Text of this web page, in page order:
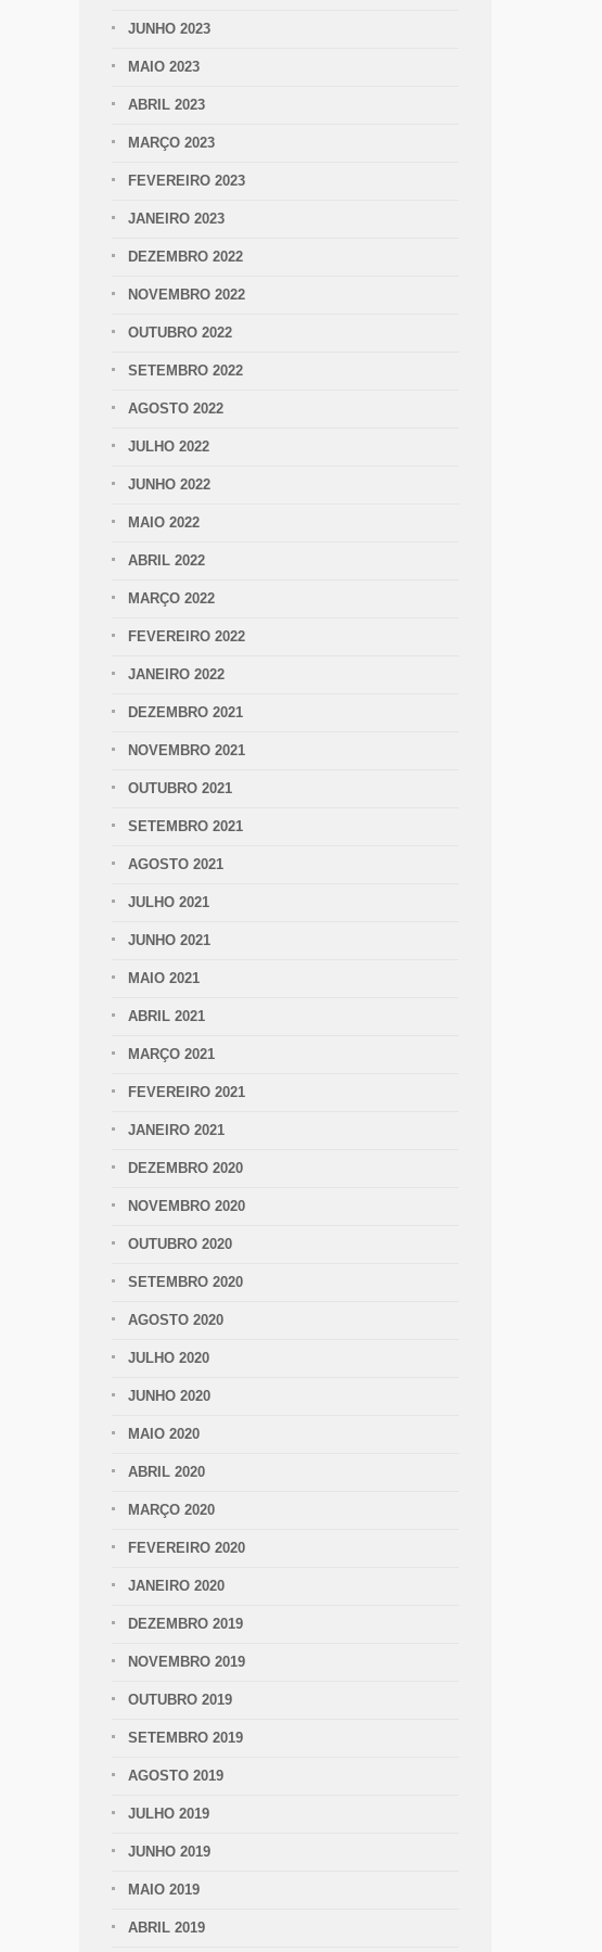
JUNHO 2023
MAIO 2023
ABRIL 2023
MARÇO 2023
FEVEREIRO 2023
JANEIRO 2023
DEZEMBRO 2022
NOVEMBRO 2022
OUTUBRO 2022
SETEMBRO 2022
AGOSTO 2022
JULHO 2022
JUNHO 2022
MAIO 2022
ABRIL 2022
MARÇO 2022
FEVEREIRO 2022
JANEIRO 2022
DEZEMBRO 2021
NOVEMBRO 2021
OUTUBRO 2021
SETEMBRO 2021
AGOSTO 2021
JULHO 2021
JUNHO 2021
MAIO 2021
ABRIL 2021
MARÇO 2021
FEVEREIRO 2021
JANEIRO 2021
DEZEMBRO 2020
NOVEMBRO 2020
OUTUBRO 2020
SETEMBRO 2020
AGOSTO 2020
JULHO 2020
JUNHO 2020
MAIO 2020
ABRIL 2020
MARÇO 2020
FEVEREIRO 2020
JANEIRO 2020
DEZEMBRO 2019
NOVEMBRO 2019
OUTUBRO 2019
SETEMBRO 2019
AGOSTO 2019
JULHO 2019
JUNHO 2019
MAIO 2019
ABRIL 2019